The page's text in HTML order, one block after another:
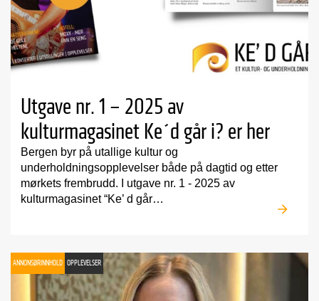
Utgave nr. 1 – 2025 av
kulturmagasinet Ke´d går i? er her
Bergen byr på utallige kultur og
underholdningsopplevelser både på dagtid og etter
mørkets frembrudd. I utgave nr. 1 - 2025 av
kulturmagasinet “Ke’ d går…
ANNONSØRINNHOLD OPPLEVELSER